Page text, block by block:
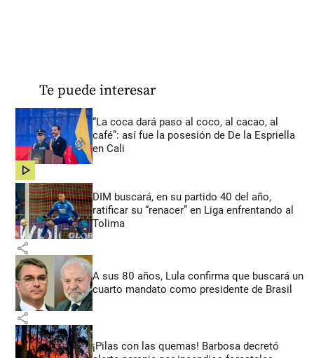
Te puede interesar
“La coca dará paso al coco, al cacao, al
café”: así fue la posesión de De la Espriella
en Cali
share
DIM buscará, en su partido 40 del año,
ratificar su “renacer” en Liga enfrentando al
Tolima
share
A sus 80 años, Lula confirma que buscará un
cuarto mandato como presidente de Brasil
share
¡Pilas con las quemas! Barbosa decretó